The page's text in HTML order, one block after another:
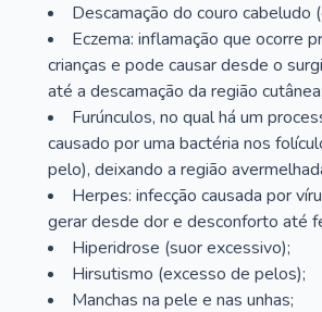
Descamação do couro cabeludo
Eczema: inflamação que ocorre
crianças e pode causar desde o
até a descamação da região cutânea;
Furúnculos, no qual há um
causado por uma bactéria nos
pelo), deixando a região
Herpes: infecção causada por
gerar desde dor e desconforto até
Hiperidrose (suor excessivo);
Hirsutismo (excesso de pelos);
Manchas na pele e nas unhas;